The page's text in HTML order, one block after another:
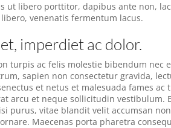
ut libero porttitor, dapibus ante non,
venenatis fermentum lacus.
imperdiet ac dolor.
turpis ac felis molestie bibendum nec
sapien non consectetur gravida,
et netus et malesuada fames ac
arcu et neque sollicitudin vestibulum.
purus, vitae blandit velit accumsan
Maecenas porta pharetra